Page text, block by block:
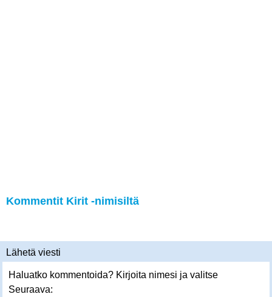
Kommentit Kirit -nimisiltä
Lähetä viesti
Haluatko kommentoida? Kirjoita nimesi ja valitse
Seuraava: